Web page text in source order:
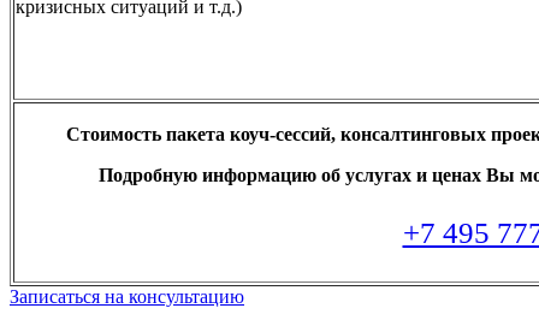
кризисных ситуаций и т.д.)
Стоимость пакета коуч-сессий, консалтинговых
Подробную информацию об услугах и ценах Вы
+7 495
Записаться на консультацию